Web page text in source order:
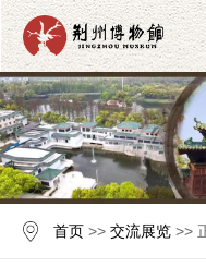
首页 >>交流展览 >>